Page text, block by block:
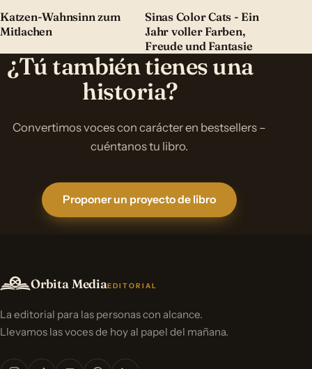
Katzen-Wahnsinn zum
Mitlachen
Sinas Color Cats - Ein
Jahr voller Farben,
Freude und Fantasie
¿Tú también tienes una
historia?
Convertimos voces con carácter en bestsellers –
cuéntanos tu libro.
Proponer un proyecto de libro
Orbita MediaEDITORIAL
La editorial para las personas con alcance.
Llevamos las voces de hoy al papel del mañana.